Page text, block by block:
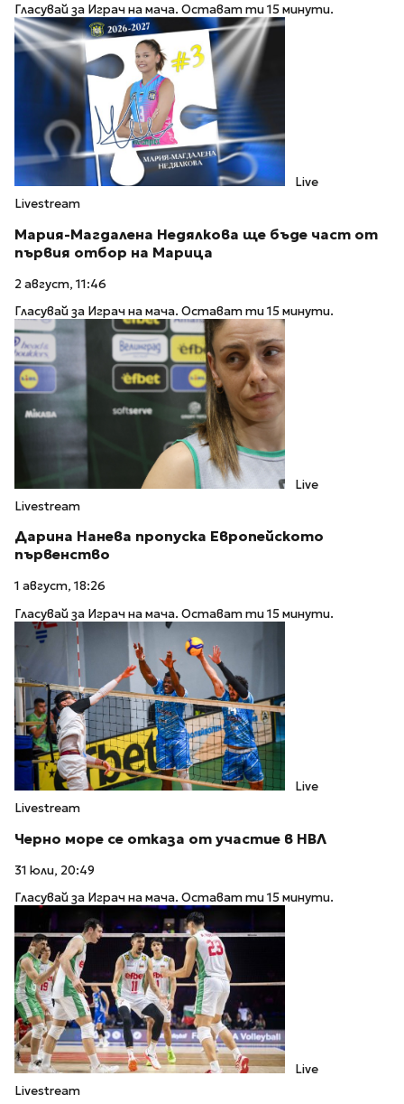
Гласувай за Играч на мача. Остават ти 15 минути.
Live
Livestream
Мария-Магдалена Недялкова ще бъде част от
първия отбор на Марица
2 август, 11:46
Гласувай за Играч на мача. Остават ти 15 минути.
Live
Livestream
Дарина Нанева пропуска Европейското
първенство
1 август, 18:26
Гласувай за Играч на мача. Остават ти 15 минути.
Live
Livestream
Черно море се отказа от участие в НВЛ
31 юли, 20:49
Гласувай за Играч на мача. Остават ти 15 минути.
Live
Livestream